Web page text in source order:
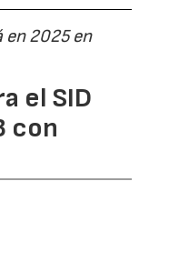
en 2025 en
el SID
con